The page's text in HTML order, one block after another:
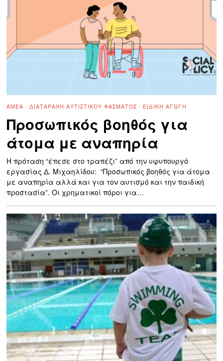
ΑΜΕΑ · ΔΙΑΤΑΡΑΧΉ ΑΥΤΙΣΤΙΚΟΎ ΦΆΣΜΑΤΟΣ · ΕΙΔΙΚΉ ΑΓΩΓΉ
Προσωπικός βοηθός για
άτομα με αναπηρία
Η πρόταση “έπεσε στο τραπέζι” από την υφυπουργό
εργασίας Δ. Μιχαηλίδου: “Προσωπικός βοηθός για άτομα
με αναπηρία αλλά και για τον αυτισμό και την παιδική
προστασία”. Οι χρηματικοί πόροι για…